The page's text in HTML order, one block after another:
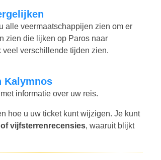
alle veermaatschappijen zien om er
zien die lijken op Paros naar
verschillende tijden zien.
Kalymnos
informatie over uw reis.
hoe u uw ticket kunt wijzigen. Je kunt
vijfsterrenrecensies, waaruit blijkt